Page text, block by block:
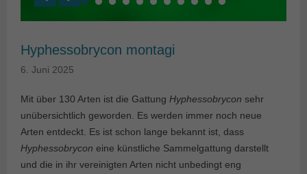
Hyphessobrycon montagi
6. Juni 2025
Mit über 130 Arten ist die Gattung Hyphessobrycon sehr
unübersichtlich geworden. Es werden immer noch neue
Arten entdeckt. Es ist schon lange bekannt ist, dass
Hyphessobrycon eine künstliche Sammelgattung darstellt
und die in ihr vereinigten Arten nicht unbedingt eng